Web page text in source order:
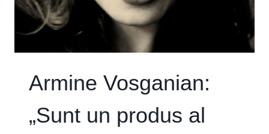
Armine Vosganian:
„Sunt un produs al